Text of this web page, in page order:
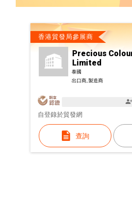
香港貿發局參展商
Precious
Limited
泰國
出口商, 製造商
自登錄於貿發網
查詢